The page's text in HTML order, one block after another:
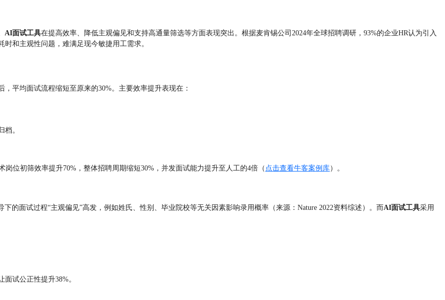
AI面试工具在提高效率、降低主观偏见和支持高通量筛选等方面表现突出。根据麦肯锡公司2024年全球招聘调研，93%的企业HR认为引入
和主观性问题，难满足现今敏捷用工需求。
平均面试流程缩短至原来的30%。主要效率提升表现在：
档。
位初筛效率提升70%，整体招聘周期缩短30%，并发面试能力提升至人工的4倍（ 点击查看牛客案例库）。
的面试过程“主观偏见”高发，例如姓氏、性别、毕业院校等无关因素影响录用概率（来源：Nature 2022资料综述）。而AI面试工具采用
试公正性提升38%。